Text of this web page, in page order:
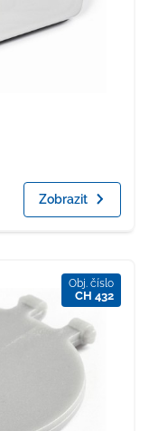
Zobrazit
Obj. číslo
CH 432